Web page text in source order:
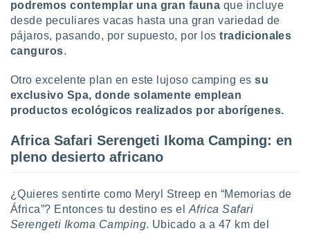
podremos contemplar una gran fauna que incluye
desde peculiares vacas hasta una gran variedad de
pájaros, pasando, por supuesto, por lostradicionales
canguros.
Otro excelente plan en este lujoso camping essu
exclusivo Spa, donde solamente emplean
productos ecológicos realizados por aborígenes.
Africa Safari Serengeti Ikoma Camping: en
pleno desierto africano
¿Quieres sentirte como Meryl Streep en “Memorias de
África”? Entonces tu destino es el Africa Safari
Serengeti Ikoma Camping. Ubicado a a 47 km del